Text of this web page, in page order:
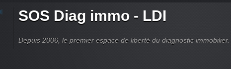
SOS Diag immo - LDI
Depuis 2006, le premier espace de liberté du diagnostic immobilier.